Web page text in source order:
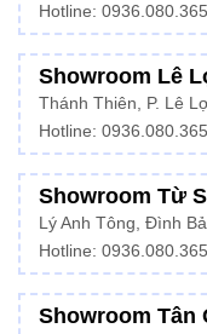
Hotline:
Showroom Lê
Thánh Thiên, P. Lê
Hotline:
Showroom Từ
Lý Anh Tông, Đình
Hotline:
Showroom Tân